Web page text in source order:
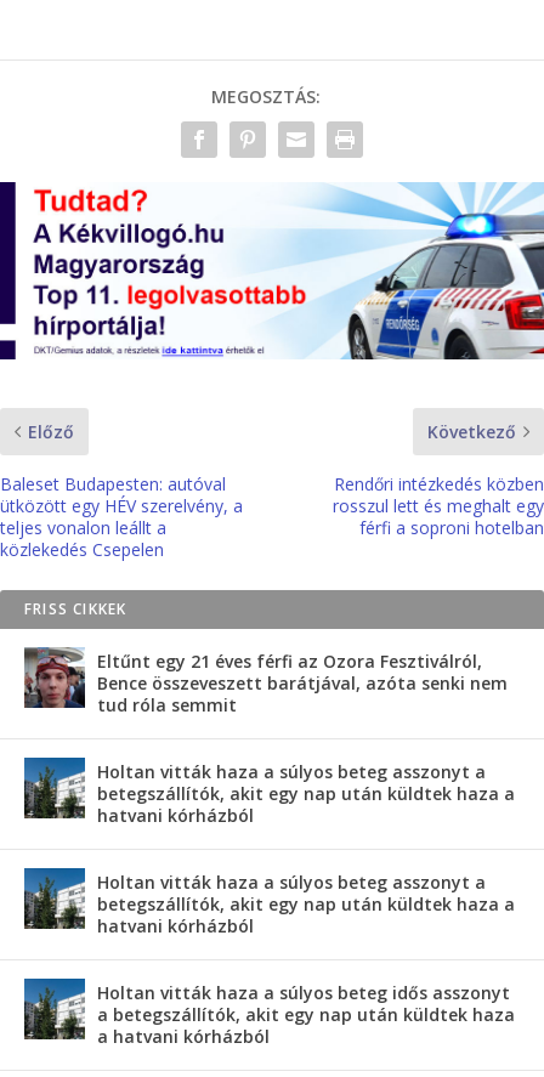
MEGOSZTÁS:
Előző
Baleset Budapesten: autóval
ütközött egy HÉV szerelvény, a
teljes vonalon leállt a
közlekedés Csepelen
Következő
Rendőri intézkedés közben
rosszul lett és meghalt egy
férfi a soproni hotelban
FRISS CIKKEK
Eltűnt egy 21 éves férfi az Ozora Fesztiválról,
Bence összeveszett barátjával, azóta senki nem
tud róla semmit
Holtan vitták haza a súlyos beteg asszonyt a
betegszállítók, akit egy nap után küldtek haza a
hatvani kórházból
Holtan vitták haza a súlyos beteg asszonyt a
betegszállítók, akit egy nap után küldtek haza a
hatvani kórházból
Holtan vitták haza a súlyos beteg idős asszonyt
a betegszállítók, akit egy nap után küldtek haza
a hatvani kórházból